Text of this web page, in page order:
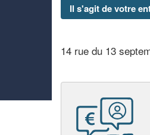
Il s'agit de votre
14 rue du 13